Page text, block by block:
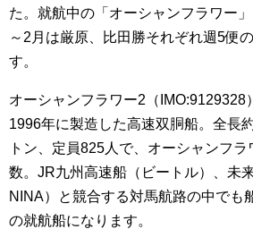
た。就航中の「オーシャンフラワー
～2月は厳原、比田勝それぞれ週5便
す。
オーシャンフラワー2（IMO:9129328
1996年に製造した高速双胴船。全長
トン、定員825人で、オーシャンフ
数。JR九州高速船（ビートル）、未
NINA）と競合する対馬航路の中でも
の就航船になります。